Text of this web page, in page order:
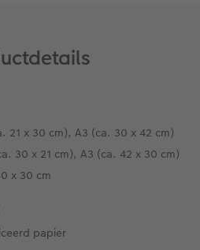
21 x 30 cm), A3 (ca. 30 x 42 cm)
30 x 21 cm), A3 (ca. 42 x 30 cm)
x 30 cm
papier